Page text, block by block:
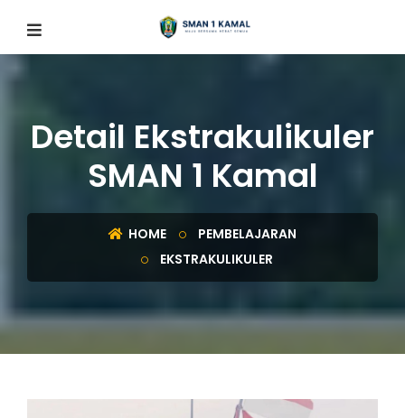
Detail Ekstrakulikuler
SMAN 1 Kamal
HOME
PEMBELAJARAN
EKSTRAKULIKULER